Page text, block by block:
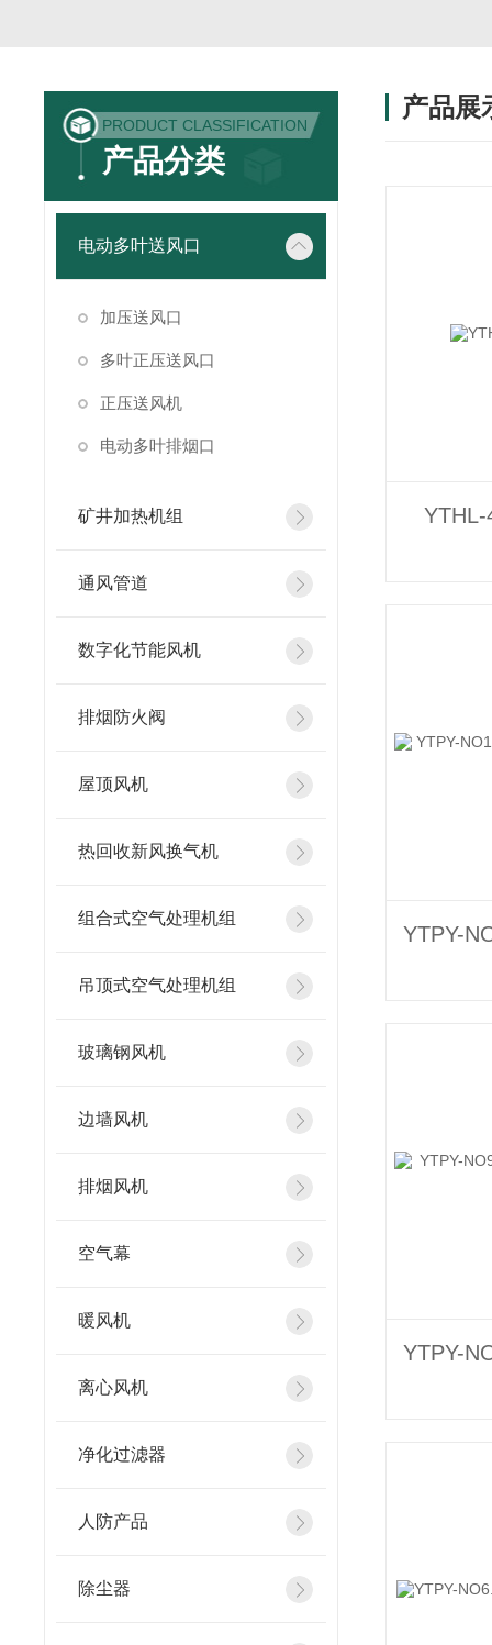
PRODUCT CLASSIFICATION
产品分类
电动多叶送风口
加压送风口
多叶正压送风口
正压送风机
电动多叶排烟口
矿井加热机组
通风管道
数字化节能风机
排烟防火阀
屋顶风机
热回收新风换气机
组合式空气处理机组
吊顶式空气处理机组
玻璃钢风机
边墙风机
排烟风机
空气幕
暖风机
离心风机
净化过滤器
人防产品
除尘器
产品展